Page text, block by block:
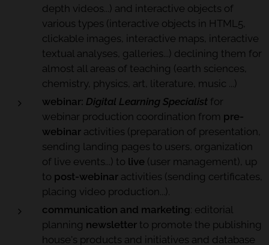
depth videos...) and interactive objects of
various types (interactive objects in HTML5,
clickable images, interactive maps, interactive
textual analyses, galleries...) declining them for
almost all areas of teaching (earth sciences,
chemistry, physics, art, literature, music ...)
webinar: Digital Learning Specialist for
webinar production coordination from pre-
webinar activities (preparation of presentation,
sending landing pages to users, organization
of live events...) to live (user management), up
to post-webinar activities (sending certificates,
placing video production...).
communication and marketing: editorial
planning newsletter to promote the publishing
house's products and initiatives and database